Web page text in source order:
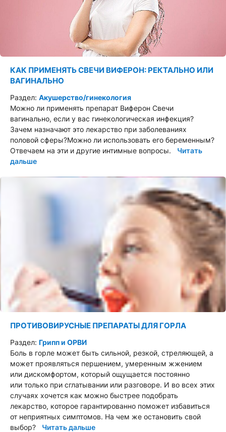
КАК ПРИМЕНЯТЬ СВЕЧИ ВИФЕРОН: РЕКТАЛЬНО ИЛИ
ВАГИНАЛЬНО
Раздел: Акушерство/гинекология
Можно ли применять препарат Виферон Свечи
вагинально, если у вас гинекологическая инфекция?
Зачем назначают это лекарство при заболеваниях
половой сферы?Можно ли использовать его беременным?
Отвечаем на эти и другие интимные вопросы. Читать
дальше
ПРОТИВОВИРУСНЫЕ ПРЕПАРАТЫ ДЛЯ ГОРЛА
Раздел: Грипп и ОРВИ
Боль в горле может быть сильной, резкой, стреляющей, а
может проявляться першением, умеренным жжением
или дискомфортом, который ощущается постоянно
или только при сглатывании или разговоре. И во всех этих
случаях хочется как можно быстрее подобрать
лекарство, которое гарантированно поможет избавиться
от неприятных симптомов. На чем же остановить свой
выбор? Читать дальше